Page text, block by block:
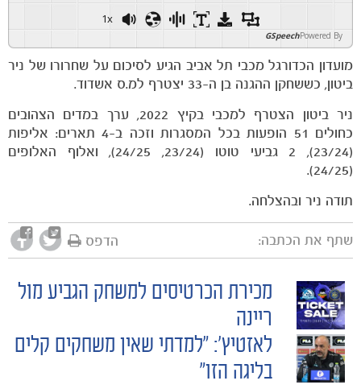
הקבוצות
1x
Powered By
GSpeech
מועדון הכדורגל מכבי תל אביב הגיע לסיכום על שחרורו של ניר
ביטון, כששחקן ההגנה בן ה-33 יצטרף למ.ס אשדוד.
ניר ביטון הצטרף למכבי בקיץ 2022, ערך במדים הצהובים
כחולים 51 הופעות בכל המסגרות וזכה ב-4 תארים: אליפות
(23/24), 2 גביעי טוטו (23/24, 24/25), ואלוף האלופים
(24/25).
תודה ניר ובהצלחה.
שתף את הכתבה: הדפס
POST
NAVIGATION
מכירת הכרטיסים למשחק הגביע מול
ריינה
לאזטיץ': "למדתי שאין משחקים קלים
בליגה הזו"